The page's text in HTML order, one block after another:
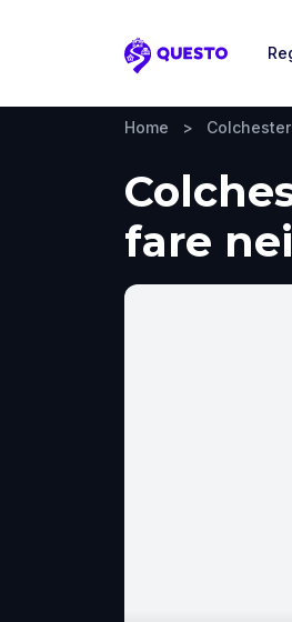
Questo
Home > Colchester
fare